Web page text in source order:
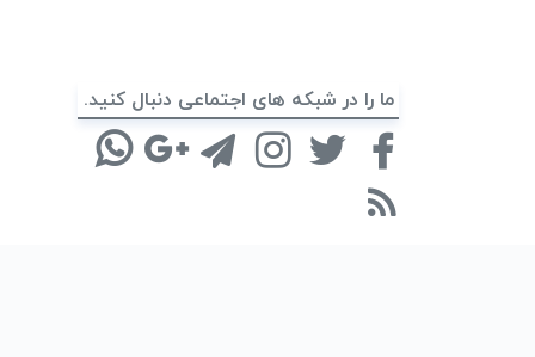
ما را در شبکه های اجتماعی دنبال کنید.